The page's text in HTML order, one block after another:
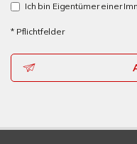
Ich bin Eigentümer einer
* Pflichtfelder